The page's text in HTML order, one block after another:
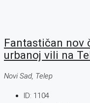
Fantastičan nov
urbanoj vili na
Novi Sad, Telep
ID: 1104